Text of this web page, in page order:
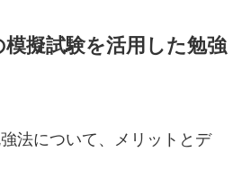
擬試験を活用した勉強
法について、メリットとデ